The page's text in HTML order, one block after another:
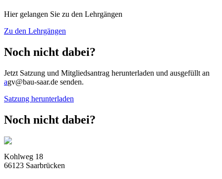
Hier gelangen Sie zu den Lehrgängen
Zu den Lehrgängen
Noch nicht dabei?
Jetzt Satzung und Mitgliedsantrag herunterladen und ausgefüllt an
agv@bau-saar.de senden.
Satzung herunterladen
Noch nicht dabei?
Kohlweg 18
66123 Saarbrücken